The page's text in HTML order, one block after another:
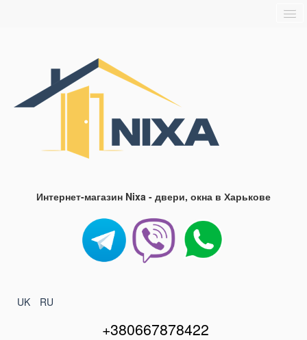
Контакты
Интернет-магазин Nixa - двери, окна в Харькове
UK RU
+380667878422